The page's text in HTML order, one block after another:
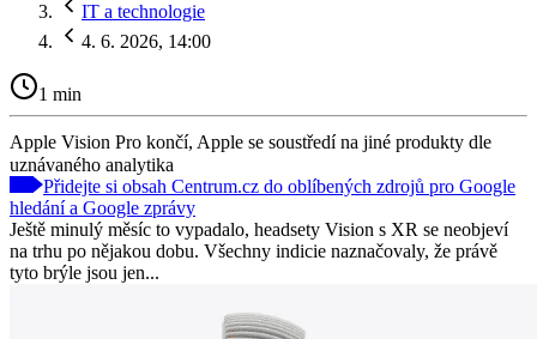
IT a technologie
4. 6. 2026, 14:00
1 min
Apple Vision Pro končí, Apple se soustředí na jiné produkty dle
uznávaného analytika
Přidejte si obsah Centrum.cz do oblíbených zdrojů pro Google
hledání a Google zprávy
Ještě minulý měsíc to vypadalo, headsety Vision s XR se neobjeví
na trhu po nějakou dobu. Všechny indicie naznačovaly, že právě
tyto brýle jsou jen...